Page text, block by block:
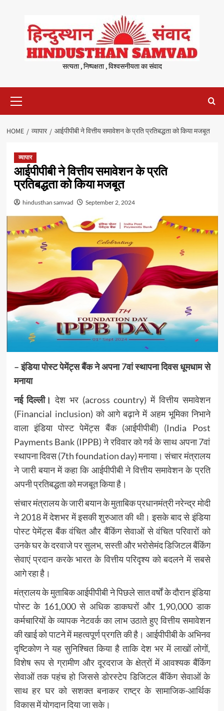
content
सत्यता , निष्पक्षता , विश्वसनीयता का संवाद
Menu
HOME व्यापार आईपीपीबी ने वित्तीय समावेशन के प्रति प्रतिबद्धता को किया मजबूत
व्यापार
आईपीपीबी ने वित्तीय समावेशन के प्रति
प्रतिबद्धता को किया मजबूत
hindusthan samvad September 2, 2024
– इंडिया पोस्ट पेमेंट्स बैंक ने अपना 7वां स्थापना दिवस धूमधाम से
मनाया
नई दिल्‍ली। देश भर (across country) में वित्तीय समावेशन
(Financial inclusion) को आगे बढ़ाने में अहम भूमिका निभाने
वाला इंडिया पोस्ट पेमेंट्स बैंक (आईपीपीबी) (India Post
Payments Bank (IPPB) ने रविवार को गर्व के साथ अपना 7वां
स्थापना दिवस (7th foundation day) मनाया। संचार मंत्रालय
ने जारी बयान में कहा कि आईपीपीबी ने वित्तीय समावेशन के प्रति
अपनी प्रतिबद्धता को मजबूत किया है।
संचार मंत्रालय के जारी बयान के मुताबिक प्रधानमंत्री नरेन्द्र मोदी
ने 2018 में देशभर में इसकी शुरुआत की थी। इसके बाद से इंडिया
पोस्ट पेमेंट्स बैंक वंचित और बैंकिंग सेवाओं से वंचित परिवारों को
उनके घर के दरवाजे पर सुलभ, सस्ती और भरोसेमंद डिजिटल बैंकिंग
सेवाएं प्रदान करके भारत के वित्तीय परिदृश्य को बदलने में सबसे
आगे रहा है।
मंत्रालय के मुताबिक आईपीपीबी ने पिछले सात वर्षों के दौरान इंडिया
पोस्ट के 161,000 से अधिक डाकघरों और 1,90,000 डाक
कर्मचारियों के व्यापक नेटवर्क का लाभ उठाते हुए वित्तीय समावेशन
की खाई को पाटने में महत्वपूर्ण प्रगति की है। आईपीपीबी के अभिनव
दृष्टिकोण ने यह सुनिश्चित किया है ताकि देश भर में लाखों लोगों,
विशेष रूप से ग्रामीण और दूरदराज के क्षेत्रों में आवश्यक बैंकिंग
सेवाओं तक पहंच हो जिससे डोरस्टेप डिजिटल बैंकिंग सेवाओं के
साथ हर घर को सशक्त बनाकर राष्ट्र के सामाजिक-आर्थिक
विकास में योगदान दिया जा सके।